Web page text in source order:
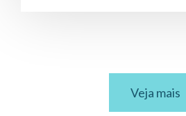
Veja mais